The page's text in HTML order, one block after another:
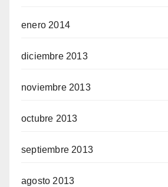
enero 2014
diciembre 2013
noviembre 2013
octubre 2013
septiembre 2013
agosto 2013